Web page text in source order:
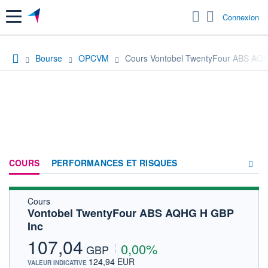
Menu Connexion
Bourse OPCVM Cours Vontobel TwentyFour ABS
COURS PERFORMANCES ET RISQUES
FORUM
Cours
Vontobel TwentyFour ABS AQHG H GBP
Inc
107,04 GBP 0,00%
VALEUR INDICATIVE 124,94 EUR